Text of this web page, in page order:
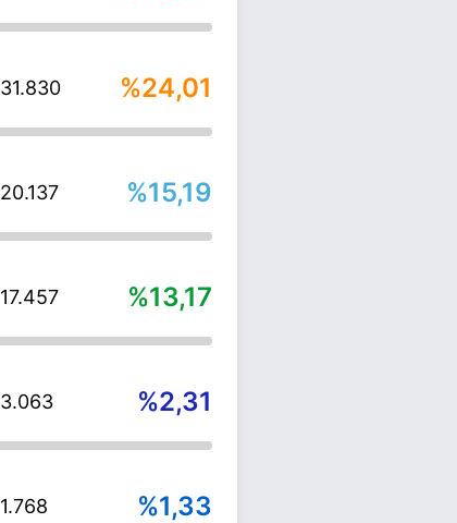
31.830 %24,01
20.137 %15,19
17.457 %13,17
3.063 %2,31
1.768 %1,33